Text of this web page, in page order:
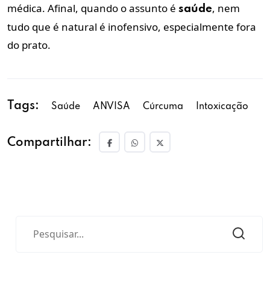
médica. Afinal, quando o assunto é saúde, nem
tudo que é natural é inofensivo, especialmente fora
do prato.
Tags: Saúde ANVISA Cúrcuma Intoxicação
Compartilhar: